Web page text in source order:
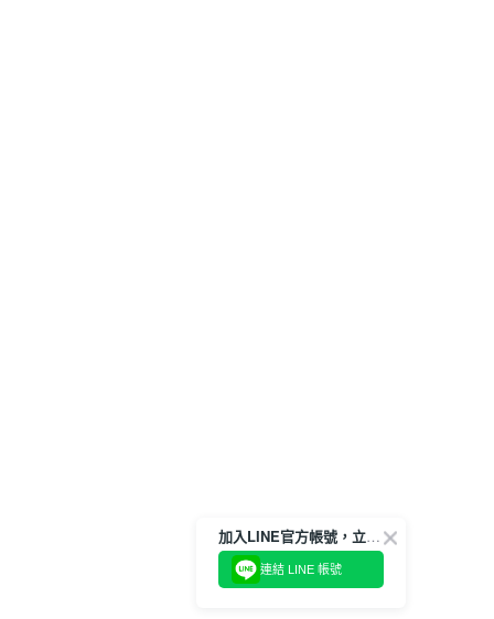
加入LINE官方帳號，立即獲得$100購物金!
連結 LINE 帳號